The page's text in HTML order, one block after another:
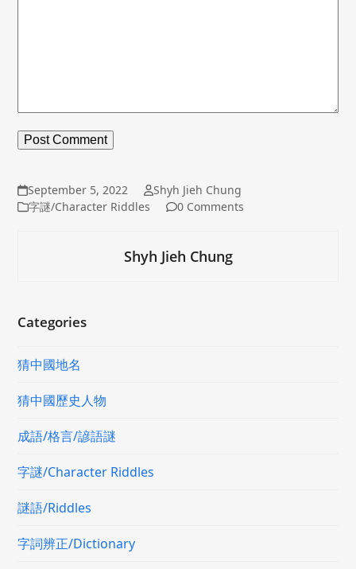
September 5, 2022
Shyh Jieh Chung
字謎/Character Riddles
0 Comments
Shyh Jieh Chung
Categories
猜中國地名
猜中國歷史人物
成語/格言/諺語謎
字謎/Character Riddles
謎語/Riddles
字詞辨正/Dictionary